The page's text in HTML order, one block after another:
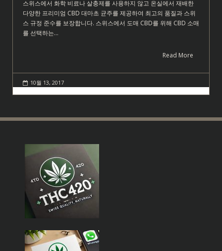
스위스에서 화학 비료나 살충제를 사용하지 않고 온실에서 재배한
다양한 프리미엄 CBD 대마초 균주를 제공하여 최고의 품질과 스위
스 규정 준수를 보장합니다. 스위스에서 도매 CBD를 위해 CBD 소매
를 선택하는…
Read More
10월 13, 2017